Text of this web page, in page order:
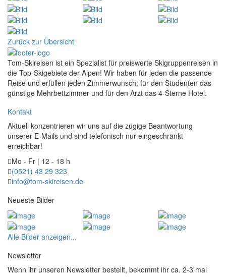
Zurück zur Übersicht
Tom-Skireisen ist ein Spezialist für preiswerte Skigruppenreisen in
die Top-Skigebiete der Alpen! Wir haben für jeden die passende
Reise und erfüllen jeden Zimmerwunsch; für den Studenten das
günstige Mehrbettzimmer und für den Arzt das 4-Sterne Hotel.
Kontakt
Aktuell konzentrieren wir uns auf die zügige Beantwortung
unserer E-Mails und sind telefonisch nur eingeschränkt
erreichbar!
Mo - Fr | 12 - 18 h
(0521) 43 29 323
info@tom-skireisen.de
Neueste Bilder
Alle Bilder anzeigen...
Newsletter
Wenn ihr unseren Newsletter bestellt, bekommt ihr ca. 2-3 mal